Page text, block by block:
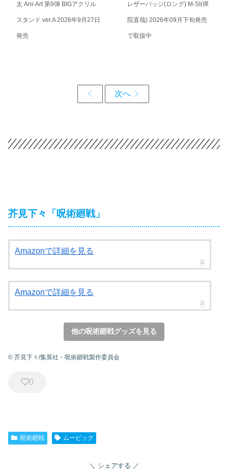
太 Ani-Art 第9弾 BIGアクリル
スタンド ver.A 2026年9月27日
発売
レザーバッジ(ロング) M-SI(禪
院直哉) 2026年09月下旬発売
で取扱中
芥見下々「呪術廻戦」
Amazonで詳細を見る
Amazonで詳細を見る
他の呪術廻戦グッズを見る
© 芥見下々/集英社・呪術廻戦製作委員会
0
呪術廻戦 ムービック
シェアする